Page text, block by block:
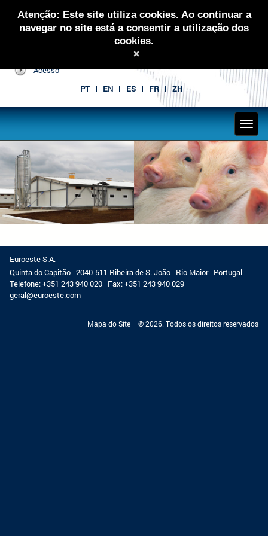
Acesso
PT
EN ES FR ZH
Euroeste S.A.
Quinta do Capitão 2040-511 Ribeira de S. João Rio Maior Portugal
Telefone:+351 243 940 020 Fax:+351 243 940 029
geral@euroeste.com
Mapa do Site © 2026. Todos os direitos reservados
Atenção: Este site utiliza cookies. Ao continuar a
navegar no site está a consentir a utilização dos
cookies.
×